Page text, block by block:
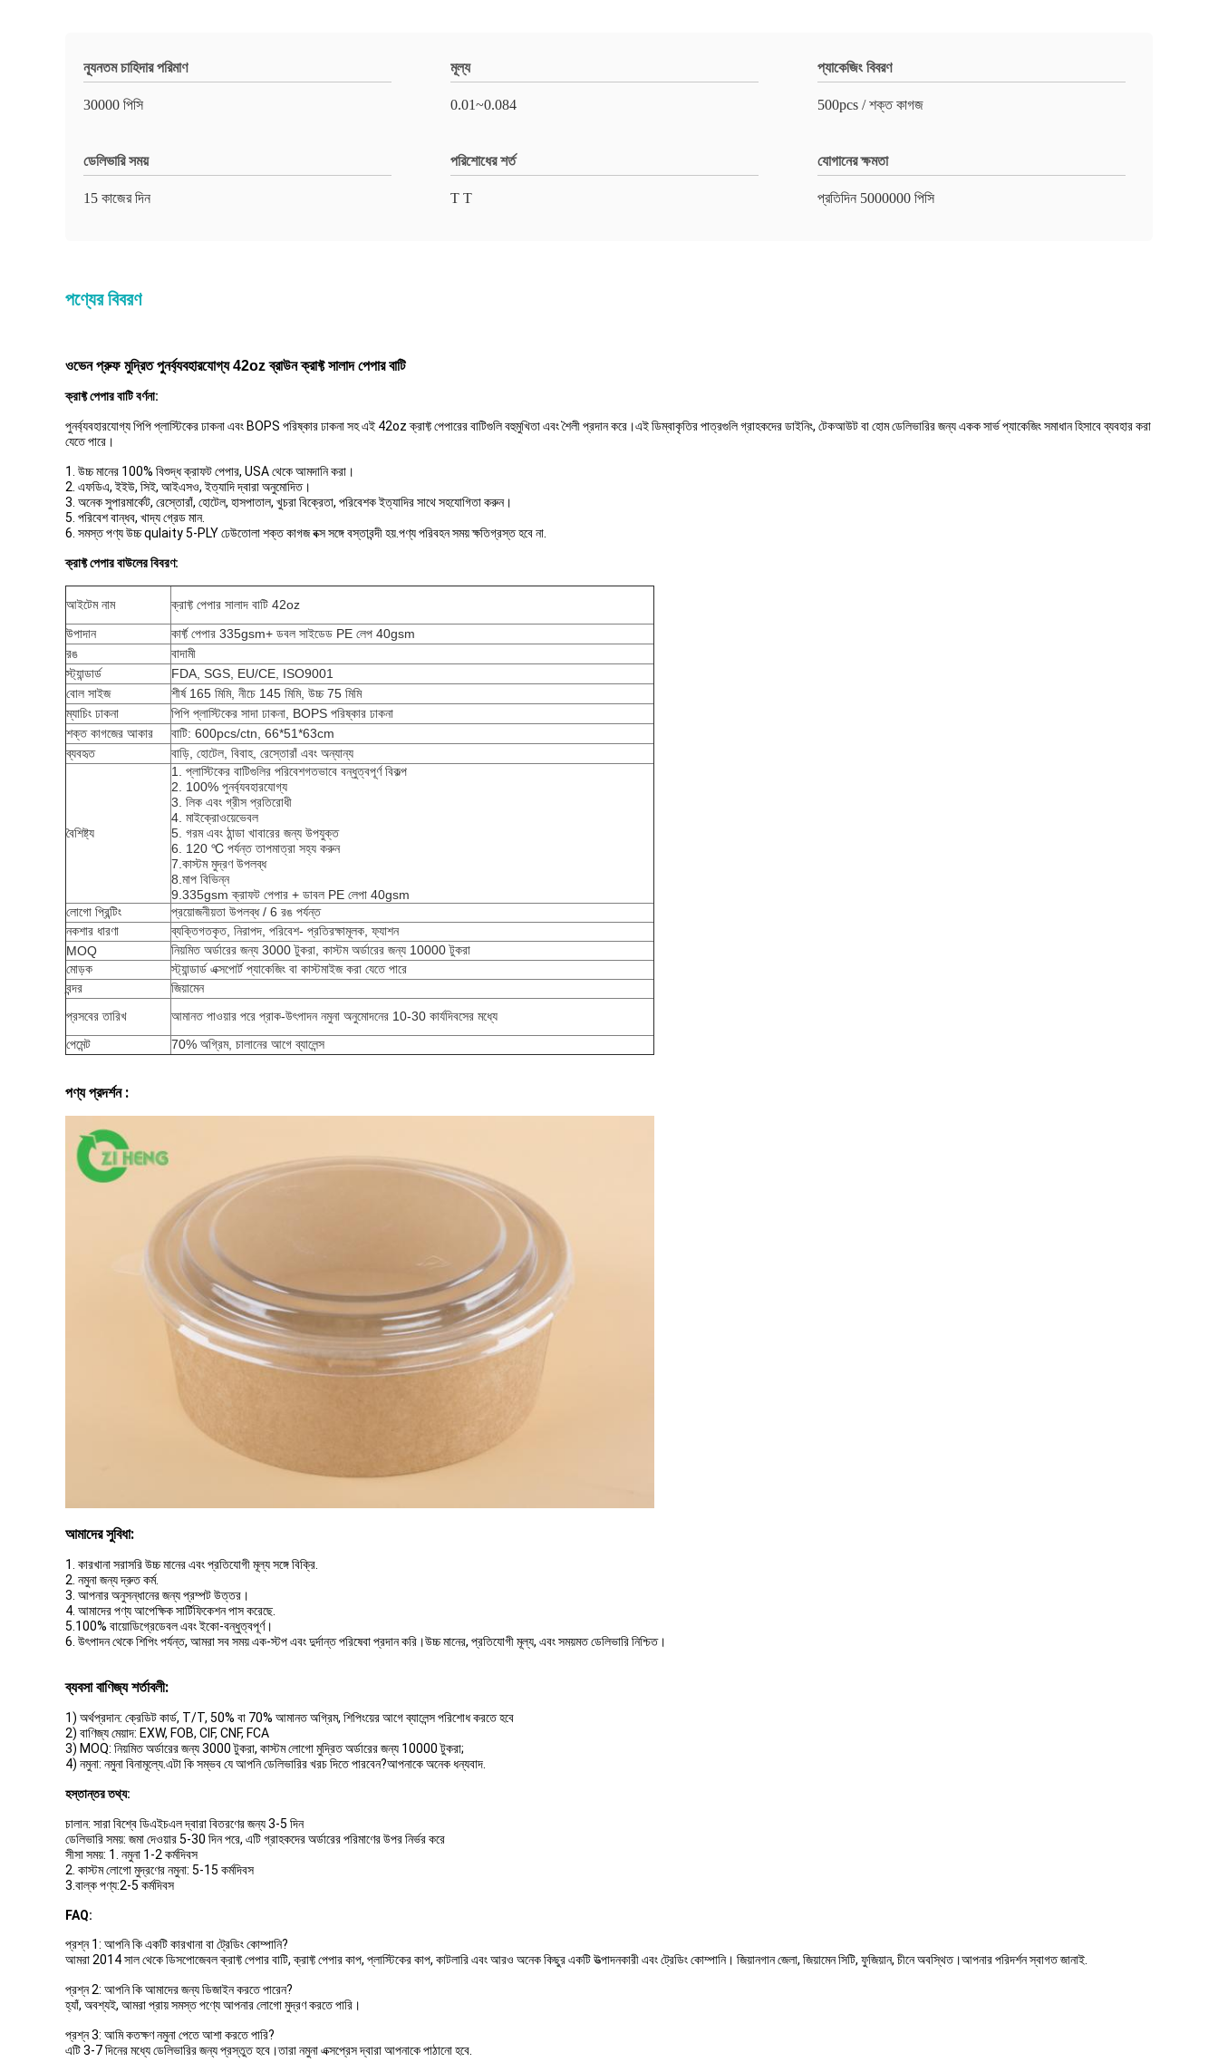
ন্যূনতম চাহিদার পরিমাণ
30000 পিসি
মূল্য
0.01~0.084
প্যাকেজিং বিবরণ
500pcs / শক্ত কাগজ
ডেলিভারি সময়
15 কাজের দিন
পরিশোধের শর্ত
T T
যোগানের ক্ষমতা
প্রতিদিন 5000000 পিসি
পণ্যের বিবরণ
ওভেন প্রুফ মুদ্রিত পুনর্ব্যবহারযোগ্য 42oz ব্রাউন ক্রাফ্ট সালাদ পেপার বাটি
ক্রাফ্ট পেপার বাটি বর্ণনা:
পুনর্ব্যবহারযোগ্য পিপি প্লাস্টিকের ঢাকনা এবং BOPS পরিষ্কার ঢাকনা সহ এই 42oz ক্রাফ্ট পেপারের বাটিগুলি বহুমুখিতা এবং শৈলী প্রদান করে।এই ডিম্বাকৃতির পাত্রগুলি গ্রাহকদের ডাইনিং, টেকআউট বা হোম ডেলিভারির জন্য একক সার্ভ প্যাকেজিং সমাধান হিসাবে ব্যবহার করা
যেতে পারে।
1. উচ্চ মানের 100% বিশুদ্ধ ক্রাফট পেপার, USA থেকে আমদানি করা।
2. এফডিএ, ইইউ, সিই, আইএসও, ইত্যাদি দ্বারা অনুমোদিত।
3. অনেক সুপারমার্কেট, রেস্তোরাঁ, হোটেল, হাসপাতাল, খুচরা বিক্রেতা, পরিবেশক ইত্যাদির সাথে সহযোগিতা করুন।
5. পরিবেশ বান্ধব, খাদ্য গ্রেড মান.
6. সমস্ত পণ্য উচ্চ qulaity 5-PLY ঢেউতোলা শক্ত কাগজ বক্স সঙ্গে বস্তাবন্দী হয়.পণ্য পরিবহন সময় ক্ষতিগ্রস্ত হবে না.
ক্রাফ্ট পেপার বাউলের ​​বিবরণ:
আইটেম নাম
ক্রাফ্ট পেপার সালাদ বাটি 42oz
উপাদান
কার্ফ্ট পেপার 335gsm+ ডবল সাইডেড PE লেপ 40gsm
রঙ
বাদামী
স্ট্যান্ডার্ড
FDA, SGS, EU/CE, ISO9001
বোল সাইজ
শীর্ষ 165 মিমি, নীচে 145 মিমি, উচ্চ 75 মিমি
ম্যাচিং ঢাকনা
পিপি প্লাস্টিকের সাদা ঢাকনা, BOPS পরিষ্কার ঢাকনা
শক্ত কাগজের আকার
বাটি: 600pcs/ctn, 66*51*63cm
ব্যবহৃত
বাড়ি, হোটেল, বিবাহ, রেস্তোরাঁ এবং অন্যান্য
বৈশিষ্ট্য
1. প্লাস্টিকের বাটিগুলির পরিবেশগতভাবে বন্ধুত্বপূর্ণ বিকল্প
2. 100% পুনর্ব্যবহারযোগ্য
3. লিক এবং গ্রীস প্রতিরোধী
4. মাইক্রোওয়েভেবল
5. গরম এবং ঠান্ডা খাবারের জন্য উপযুক্ত
6. 120 ℃ পর্যন্ত তাপমাত্রা সহ্য করুন
7. কাস্টম মুদ্রণ উপলব্ধ
8. মাপ বিভিন্ন
9.335gsm ক্রাফট পেপার + ডাবল PE লেপা 40gsm
লোগো প্রিন্টিং
প্রয়োজনীয়তা উপলব্ধ / 6 রঙ পর্যন্ত
নকশার ধারণা
ব্যক্তিগতকৃত, নিরাপদ, পরিবেশ- প্রতিরক্ষামূলক, ফ্যাশন
MOQ
নিয়মিত অর্ডারের জন্য 3000 টুকরা, কাস্টম অর্ডারের জন্য 10000 টুকরা
মোড়ক
স্ট্যান্ডার্ড এক্সপোর্ট প্যাকেজিং বা কাস্টমাইজ করা যেতে পারে
বন্দর
জিয়ামেন
প্রসবের তারিখ
আমানত পাওয়ার পরে প্রাক-উৎপাদন নমুনা অনুমোদনের 10-30 কার্যদিবসের মধ্যে
পেমেন্ট
70% অগ্রিম, চালানের আগে ব্যালেন্স
পণ্য প্রদর্শন :
আমাদের সুবিধা:
1. কারখানা সরাসরি উচ্চ মানের এবং প্রতিযোগী মূল্য সঙ্গে বিক্রি.
2. নমুনা জন্য দ্রুত কর্ম.
3. আপনার অনুসন্ধানের জন্য প্রম্পট উত্তর।
4. আমাদের পণ্য আপেক্ষিক সার্টিফিকেশন পাস করেছে.
5.100% বায়োডিগ্রেডেবল এবং ইকো-বন্ধুত্বপূর্ণ।
6. উৎপাদন থেকে শিপিং পর্যন্ত, আমরা সব সময় এক-স্টপ এবং দুর্দান্ত পরিষেবা প্রদান করি।উচ্চ মানের, প্রতিযোগী মূল্য, এবং সময়মত ডেলিভারি নিশ্চিত।
ব্যবসা বাণিজ্য শর্তাবলী:
1) অর্থপ্রদান: ক্রেডিট কার্ড, T/T, 50% বা 70% আমানত অগ্রিম, শিপিংয়ের আগে ব্যালেন্স পরিশোধ করতে হবে
2) বাণিজ্য মেয়াদ: EXW, FOB, CIF, CNF, FCA
3) MOQ: নিয়মিত অর্ডারের জন্য 3000 টুকরা, কাস্টম লোগো মুদ্রিত অর্ডারের জন্য 10000 টুকরা;
4) নমুনা: নমুনা বিনামূল্যে.এটা কি সম্ভব যে আপনি ডেলিভারির খরচ দিতে পারবেন?আপনাকে অনেক ধন্যবাদ.
হস্তান্তর তথ্য:
চালান: সারা বিশ্বে ডিএইচএল দ্বারা বিতরণের জন্য 3-5 দিন
ডেলিভারি সময়: জমা দেওয়ার 5-30 দিন পরে, এটি গ্রাহকদের অর্ডারের পরিমাণের উপর নির্ভর করে
সীসা সময়: 1. নমুনা 1-2 কর্মদিবস
2. কাস্টম লোগো মুদ্রণের নমুনা: 5-15 কর্মদিবস
3.বাল্ক পণ্য:2-5 কর্মদিবস
FAQ:
প্রশ্ন 1: আপনি কি একটি কারখানা বা ট্রেডিং কোম্পানি?
আমরা 2014 সাল থেকে ডিসপোজেবল ক্রাফ্ট পেপার বাটি, ক্রাফ্ট পেপার কাপ, প্লাস্টিকের কাপ, কাটলারি এবং আরও অনেক কিছুর একটি উত্পাদনকারী এবং ট্রেডিং কোম্পানি। জিয়ানগান জেলা, জিয়ামেন সিটি, ফুজিয়ান, চীনে অবস্থিত।আপনার পরিদর্শন স্বাগত জানাই.
প্রশ্ন 2: আপনি কি আমাদের জন্য ডিজাইন করতে পারেন?
হ্যাঁ, অবশ্যই, আমরা প্রায় সমস্ত পণ্যে আপনার লোগো মুদ্রণ করতে পারি।
প্রশ্ন 3: আমি কতক্ষণ নমুনা পেতে আশা করতে পারি?
এটি 3-7 দিনের মধ্যে ডেলিভারির জন্য প্রস্তুত হবে।তারা নমুনা এক্সপ্রেস দ্বারা আপনাকে পাঠানো হবে.